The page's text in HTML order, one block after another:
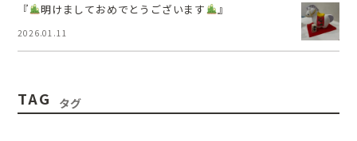
『 明けましておめでとうございます 』
2026.01.11
TAG タグ